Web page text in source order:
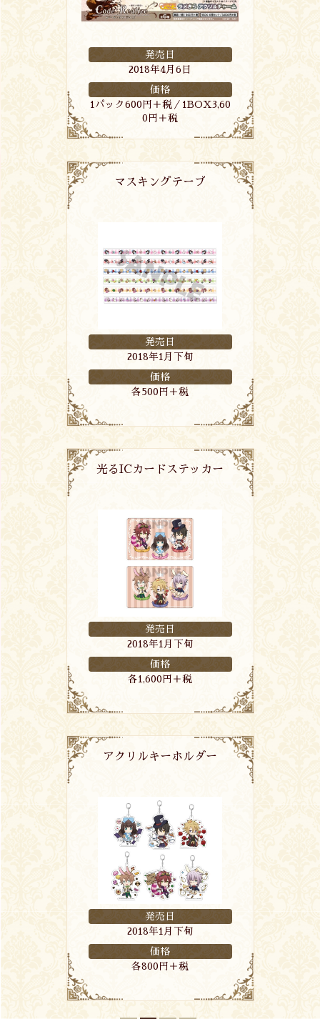
発売日
2018年4月6日
価格
1パック600円＋税／1BOX3,60
0円＋税
マスキングテープ
発売日
2018年1月下旬
価格
各500円＋税
光るICカードステッカー
発売日
2018年1月下旬
価格
各1,600円＋税
アクリルキーホルダー
発売日
2018年1月下旬
価格
各800円＋税